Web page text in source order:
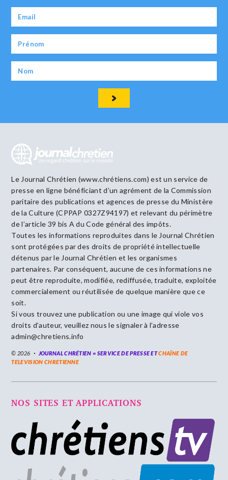
Le Journal Chrétien (www.chrétiens.com) est un service de
presse en ligne bénéficiant d’un agrément de la Commission
paritaire des publications et agences de presse du Ministère
de la Culture (CPPAP 0327Z94197) et relevant du périmètre
de l’article 39 bis A du Code général des impôts.
Toutes les informations reproduites dans le Journal Chrétien
sont protégées par des droits de propriété intellectuelle
détenus par le Journal Chrétien et les organismes
partenaires. Par conséquent, aucune de ces informations ne
peut être reproduite, modifiée, rediffusée, traduite, exploitée
commercialement ou réutilisée de quelque manière que ce
soit.
Si vous trouvez une publication ou une image qui viole vos
droits d’auteur, veuillez nous le signaler à l’adresse
admin@chretiens.info
© 2026 JOURNAL CHRÉTIEN = SERVICE DE PRESSE ETCHAÎNE DE
TELEVISION CHRETIENNE
NOS SITES ET APPLICATIONS